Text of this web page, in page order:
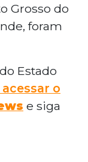
Grosso do
foram
Estado
o
e siga